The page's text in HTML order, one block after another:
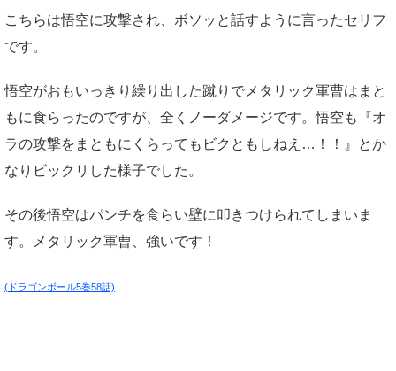
こちらは悟空に攻撃され、ボソッと話すように言ったセリフ
です。
悟空がおもいっきり繰り出した蹴りでメタリック軍曹はまと
もに食らったのですが、全くノーダメージです。悟空も『オ
ラの攻撃をまともにくらってもビクともしねえ…！！』とか
なりビックリした様子でした。
その後悟空はパンチを食らい壁に叩きつけられてしまいま
す。メタリック軍曹、強いです！
(ドラゴンボール5巻58話)